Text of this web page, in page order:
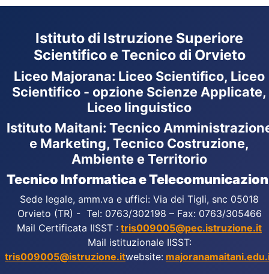
Istituto di Istruzione Superiore
Scientifico e Tecnico di Orvieto
Liceo Majorana: Liceo Scientifico, Liceo
Scientifico - opzione Scienze Applicate,
Liceo linguistico
Istituto Maitani: Tecnico
e Marketing, Tecnico Costruzione,
Ambiente e Territorio
Tecnico Informatica e
Sede legale, amm.va e uffici: Via dei Tigli, snc 05018
Orvieto (TR) - Tel: 0763/302198 – Fax: 0763/305466
Mail Certificata IISST : tris009005@pec.istruzione.it
Mail istituzionale IISST:
tris009005@istruzione.itwebsite: